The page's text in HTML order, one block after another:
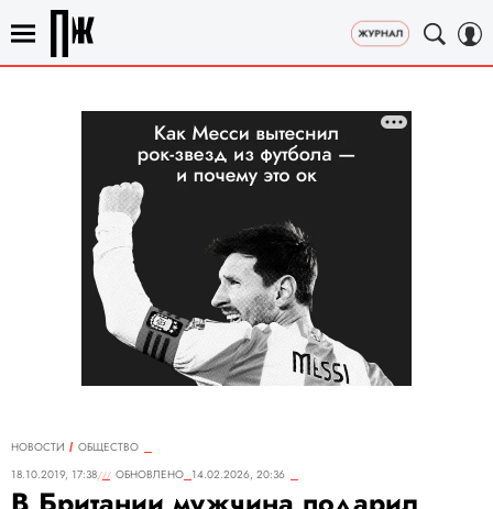
НОВОСТИ
ОБЩЕСТВО
18.10.2019, 17:38
ОБНОВЛЕНО 14.02.2026, 20:36